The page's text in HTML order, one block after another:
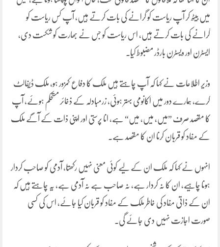
میں بیٹھ کر آپ ریاست کو گرانے کی بات کرتے ہیں، آپ کس ریاست کو
گرانے کی بات کرتے ہیں، اس ریاست کو جس نے بھارت کو شکست دی،
ایسٹرن اور ویسٹرن بارڈر مضبوط کیا۔
وزیر اطلاعات نے کہا کہ آپ چاہتے ہیں ملک کا دفاع کمزور ہو، ملک ڈیفالٹ
کرے، ہمارے دور میں اکانومی بہتر ہوئی، زرمبادلہ کے ذخائر مستحکم ہوئے، آپ
کا مقصد صرف ”میں، میں، میں“ ہے، انا پرستی اور اپنی ذات کے آگے ملک
کے مفاد کو قربان کرنا ان کا مقصد ہے۔
انہوں نے کہا کہ ملک ان کے لیے کوئی معنی نہیں رکھتا، آدمی کو صاحب کردار
ہونا چاہیے، ان کا نہ کردار ہے، نہ صاحب ہے نہ آدمی ہے، یہ چاہتے ہیں کہ
ان کے ذاتی مفاد کی خاطر ملک کے مفاد کو قربان کیا جائے، اس کی کسی
صورت اجازت نہیں دی جائے گی۔